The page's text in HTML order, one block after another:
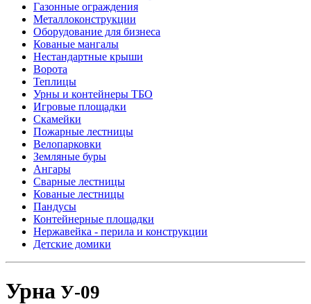
Газонные ограждения
Металлоконструкции
Оборудование для бизнеса
Кованые мангалы
Нестандартные крыши
Ворота
Теплицы
Урны и контейнеры ТБО
Игровые площадки
Скамейки
Пожарные лестницы
Велопарковки
Земляные буры
Ангары
Сварные лестницы
Кованые лестницы
Пандусы
Контейнерные площадки
Нержавейка - перила и конструкции
Детские домики
Урна У-09